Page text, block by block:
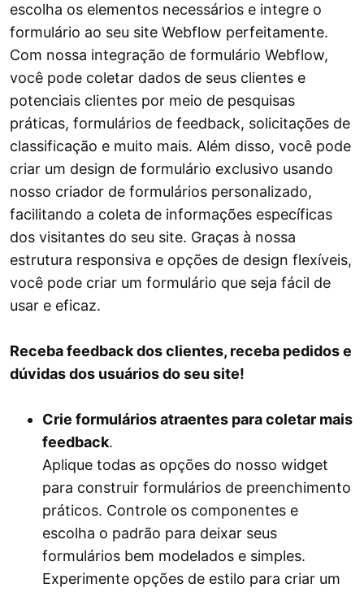
escolha os elementos necessários e integre o
formulário ao seu site Webflow perfeitamente.
Com nossa integração de formulário Webflow,
você pode coletar dados de seus clientes e
potenciais clientes por meio de pesquisas
práticas, formulários de feedback, solicitações de
classificação e muito mais. Além disso, você pode
criar um design de formulário exclusivo usando
nosso criador de formulários personalizado,
facilitando a coleta de informações específicas
dos visitantes do seu site. Graças à nossa
estrutura responsiva e opções de design flexíveis,
você pode criar um formulário que seja fácil de
usar e eficaz.
Receba feedback dos clientes, receba pedidos e
dúvidas dos usuários do seu site!
Crie formulários atraentes para coletar mais
feedback.
Aplique todas as opções do nosso widget
para construir formulários de preenchimento
práticos. Controle os componentes e
escolha o padrão para deixar seus
formulários bem modelados e simples.
Experimente opções de estilo para criar um